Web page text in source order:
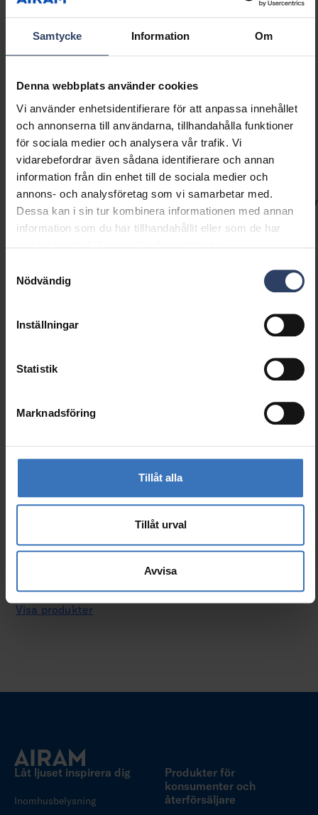
Samtycke Information Om
Denna webbplats använder cookies
Vi använder enhetsidentifierare för att anpassa innehållet
och annonserna till användarna, tillhandahålla funktioner
för sociala medier och analysera vår trafik. Vi
vidarebefordrar även sådana identifierare och annan
information från din enhet till de sociala medier och
annons- och analysföretag som vi samarbetar med.
Dessa kan i sin tur kombinera informationen med annan
information som du har tillhandahållit eller som de har
Nödvändig
Inställningar
Statistik
Marknadsföring
Tillåt alla
Tillåt urval
Avvisa
i svart eller vitt.
GTIN
6435200323163
Kod
Teknisk information
Koder Produktversioner Nedladdningar Teknisk
GTIN
6435200323163
Liknande produkter
Grenuttag med brytare
Visa produkter
Låt ljuset inspirera dig
Inomhusbelysning
Produkter för
konsumenter och
återförsäljare